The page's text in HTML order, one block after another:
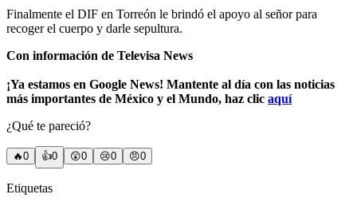
Finalmente el DIF en Torreón le brindó el apoyo al señor para
recoger el cuerpo y darle sepultura.
Con información de Televisa News
¡Ya estamos en Google News! Mantente al día con las noticias
más importantes de México y el Mundo, haz clic aquí
¿Qué te pareció?
🔥0 👍0 😲0 😢0 😠0
Etiquetas